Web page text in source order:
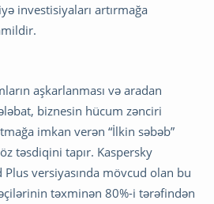
investisiyaları artırmağa
aşkarlanması və aradan
biznesin hücum zənciri
imkan verən “İlkin səbəb”
təsdiqini tapır. Kaspersky
versiyasında mövcud olan bu
təxminən 80%-i tərəfindən